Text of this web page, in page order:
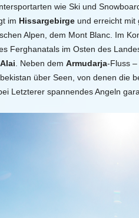
wie Ski und
im Hissargebirgeund erreicht mit
Alpen, dem Mont Blanc. Im
Ferghanatals im Osten des
Alai. Neben dem Armudarja-Fluss –
über Seen, von denen die
Letzterer spannendes Angeln